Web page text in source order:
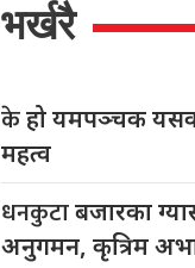
भर्खरै
केहो यमपञ्चक
महत्व
धनकुटाबजारका
अनुगमन, कृत्रिम